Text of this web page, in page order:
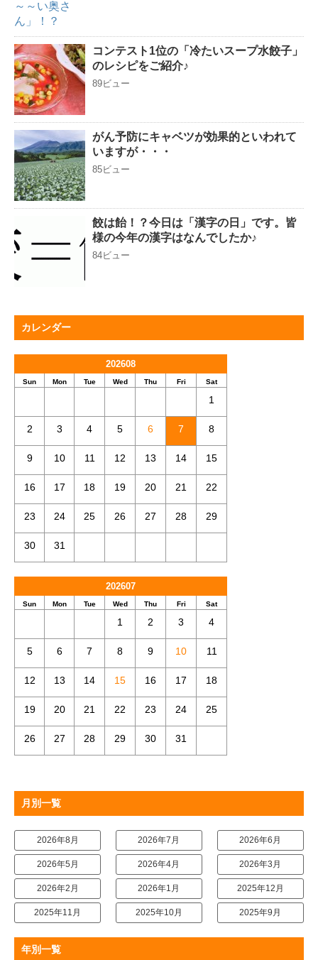
コンテスト1位の「冷たいスープ水餃子」
のレシピをご紹介♪
89ビュー
がん予防にキャベツが効果的といわれて
いますが・・・
85ビュー
餃は飴！？今日は「漢字の日」です。皆
様の今年の漢字はなんでしたか♪
84ビュー
カレンダー
202608
Sun Mon Tue Wed Thu Fri Sat
1
2 3 4 5 6 7 8
9 10 11 12 13 14 15
16 17 18 19 20 21 22
23 24 25 26 27 28 29
30 31
202607
Sun Mon Tue Wed Thu Fri Sat
1 2 3 4
5 6 7 8 9 10 11
12 13 14 15 16 17 18
19 20 21 22 23 24 25
26 27 28 29 30 31
月別一覧
2026年8月 2026年7月 2026年6月
2026年5月 2026年4月 2026年3月
2026年2月 2026年1月 2025年12月
2025年11月 2025年10月 2025年9月
年別一覧